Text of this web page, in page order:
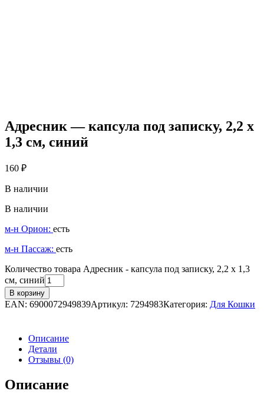
Адресник — капсула под записку, 2,2 х
1,3 см, синий
160 ₽
В наличии
В наличии
м-н Орион: есть
м-н Пассаж: есть
Количество товара Адресник - капсула под записку, 2,2 х 1,3
см, синий
В корзину
EAN: 6900072949839Артикул: 7294983Категория: Для Кошки
Описание
Детали
Отзывы (0)
Описание